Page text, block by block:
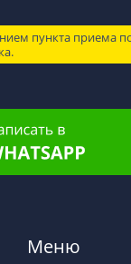
пункта приема
Меню